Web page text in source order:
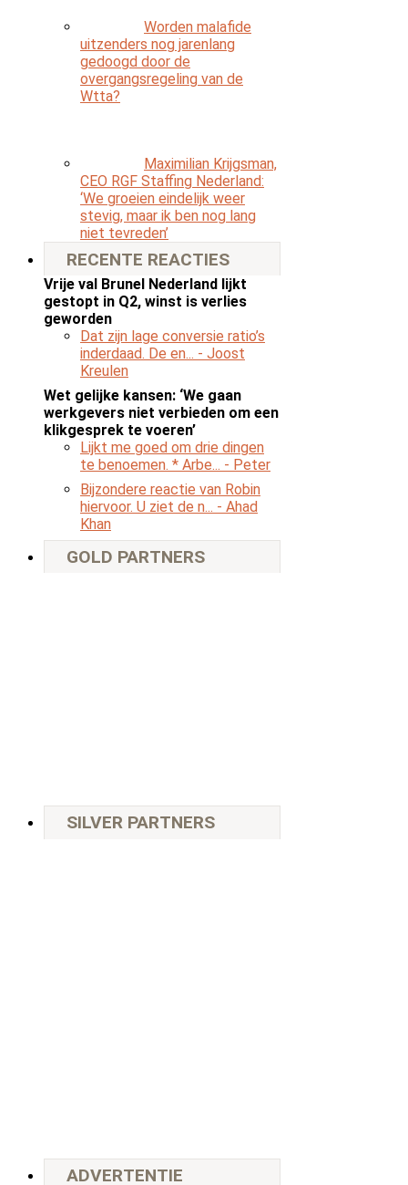
Worden malafide
uitzenders nog jarenlang
gedoogd door de
overgangsregeling van de
Wtta?
Maximilian Krijgsman,
CEO RGF Staffing Nederland:
‘We groeien eindelijk weer
stevig, maar ik ben nog lang
niet tevreden’
RECENTE REACTIES
Vrije val Brunel Nederland lijkt
gestopt in Q2, winst is verlies
geworden
Dat zijn lage conversie ratio’s
inderdaad. De en... - Joost
Kreulen
Wet gelijke kansen: ‘We gaan
werkgevers niet verbieden om een
klikgesprek te voeren’
Lijkt me goed om drie dingen
te benoemen. * Arbe... - Peter
Bijzondere reactie van Robin
hiervoor. U ziet de n... - Ahad
Khan
GOLD PARTNERS
SILVER PARTNERS
ADVERTENTIE